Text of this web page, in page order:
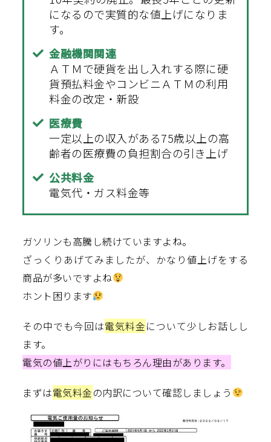
になるので実質的な値上げになりま
す。
金融機関関連
ＡＴＭで硬貨を出し入れする際に硬
貨預払料金やコンビニＡＴＭの利用
料金の改定・新設
医療費
一定以上の収入がある75歳以上の高
齢者の医療費の負担割合の引き上げ
公共料金
電気代・ガス料金等
ガソリンも高騰し続けていますよね。
ざっくりあげてみましたが、かなり値上げをする
商品が多いですよね
ホント困ります
その中でも今回は電気料金について少しお話しし
ます。
電気の値上がりにはもちろん理由があります。
まずは電気料金の内訳について確認しましょう